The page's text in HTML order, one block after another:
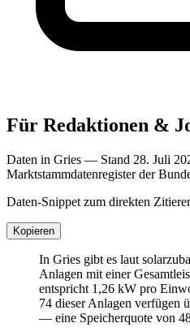
Für Redaktionen &
Daten in Gries — Stand 28. Juli
Marktstammdatenregister der
Daten-Snippet zum direkten
Kopieren
In Gries gibt es laut
Anlagen mit einer
entspricht 1,26 kW pro
74 dieser Anlagen verfügen
— eine Speicherquote von